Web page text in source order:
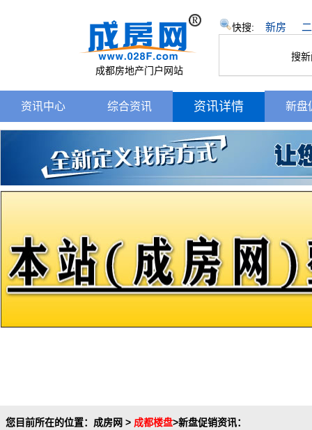
成都房地产门户网站
快搜: 新房
搜
资讯中心 综合资讯 资讯详情 新盘
您目前所在的位置： 成房网 > 成都楼盘>新盘促销资讯：